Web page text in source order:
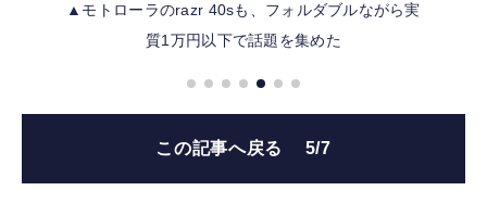
▲モトローラのrazr 40sも、フォルダブルながら実
質1万円以下で話題を集めた
この記事へ戻る 5/7